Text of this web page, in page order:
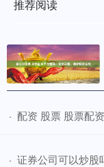
推荐阅读
· 配资 股票 股票配
· 证券公司可以炒股